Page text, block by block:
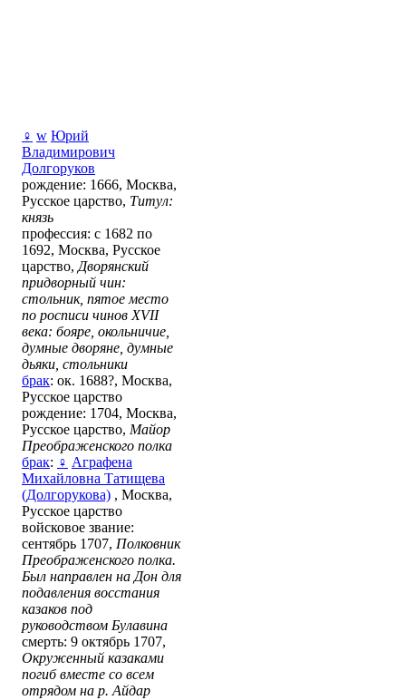
♀ w Юрий
Владимирович
Долгоруков
рождение: 1666, Москва,
Русское царство, Титул:
князь
профессия: с 1682 по
1692, Москва, Русское
царство, Дворянский
придворный чин:
стольник, пятое место
по росписи чинов XVII
века: бояре, окольничие,
думные дворяне, думные
дьяки, стольники
брак: ок. 1688?, Москва,
Русское царство
рождение: 1704, Москва,
Русское царство, Майор
Преображенского полка
брак: ♀ Аграфена
Михайловна Татищева
(Долгорукова) , Москва,
Русское царство
войсковое звание:
сентябрь 1707, Полковник
Преображенского полка.
Был направлен на Дон для
подавления восстания
казаков под
руководством Булавина
смерть: 9 октябрь 1707,
Окруженный казаками
погиб вместе со всем
отрядом на р. Айдар